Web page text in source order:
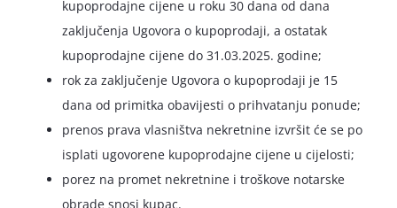
kupoprodajne cijene u roku 30 dana od dana
zaključenja Ugovora o kupoprodaji, a ostatak
kupoprodajne cijene do 31.03.2025. godine;
rok za zaključenje Ugovora o kupoprodaji je 15
dana od primitka obavijesti o prihvatanju ponude;
prenos prava vlasništva nekretnine izvršit će se po
isplati ugovorene kupoprodajne cijene u cijelosti;
porez na promet nekretnine i troškove notarske
obrade snosi kupac.